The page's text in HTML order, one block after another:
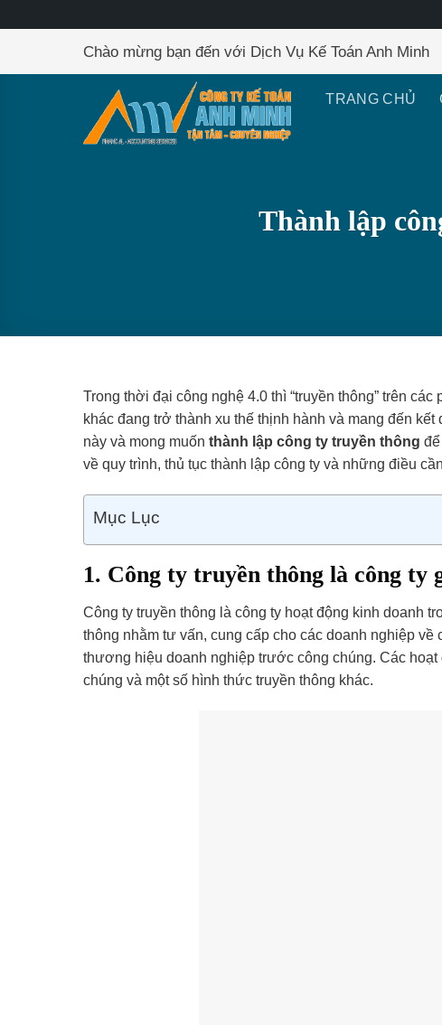
Chào mừng bạn đến với Dịch Vụ Kế Toán Anh Minh
TRANG CHỦ
Thành lập
Trong thời đại công nghệ 4.0 thì “truyền thông” trên
khác đang trở thành xu thế thịnh hành và mang đến
này và mong muốn thành lập công ty truyền thông
về quy trình, thủ tục thành lập công ty và những điều
Mục Lục
1. Công ty truyền thông là công ty
Công ty truyền thông là công ty hoạt động kinh doanh
thông nhằm tư vấn, cung cấp cho các doanh nghiệp
thương hiệu doanh nghiệp trước công chúng. Các
chúng và một số hình thức truyền thông khác.